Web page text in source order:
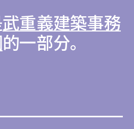
在2006年之作、在建材
呈弧形，從中既叮欣賞散
武重義建築事務
的一部分。